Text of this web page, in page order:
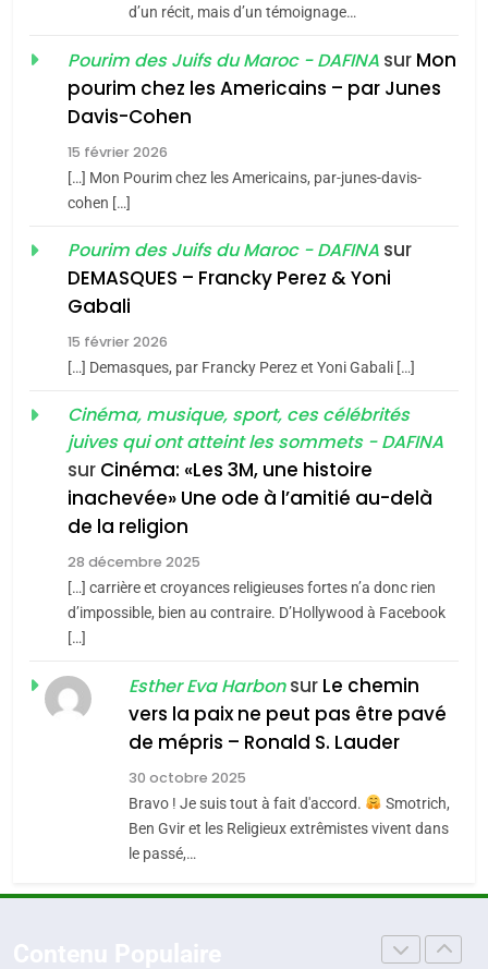
JUDAISME
Maroc : Les amandes de
Tafraout, le miel de Tadla
du terroir
Oeil ravageur – Vanessa
De Loya Stauber
«Tu dis génocide, je dis
guerre»: La nouvelle
chanson de Boy George
ISRAÉL JUDAISME
Accords d’Isaac:
l’alliance pourrait
s’étendre à 13 pays
d’Amérique latine
ISRAÉL JUDAISME
2025, l’année la plus
meurtrière selon le
FIÈRE, DIGNE ET RÉSILIENTE :
d’un récit, mais d’un témoignage…
Pourim des Juifs du Maroc - DAFINA sur Mon
pourim chez les Americains – par Junes
Davis-Cohen
15 février 2026
[…] Mon Pourim chez les Americains, par-junes-davis-
cohen […]
Pourim des Juifs du Maroc - DAFINA sur
DEMASQUES – Francky Perez & Yoni
Gabali
15 février 2026
[…] Demasques, par Francky Perez et Yoni Gabali […]
Cinéma, musique, sport, ces célébrités
juives qui ont atteint les sommets - DAFINA
sur Cinéma: «Les 3M, une histoire
inachevée» Une ode à l’amitié au-delà
de la religion
28 décembre 2025
[…] carrière et croyances religieuses fortes n’a donc rien
d’impossible, bien au contraire. D’Hollywood à Facebook
[…]
Esther Eva Harbonsur Le chemin
vers la paix ne peut pas être pavé
de mépris – Ronald S. Lauder
30 octobre 2025
Bravo ! Je suis tout à fait d'accord.
Smotrich,
Ben Gvir et les Religieux extrêmistes vivent dans
le passé,…
meurtrière selon le rapport
l’antisémitisme
FIÈRE, DIGNE ET RÉSILIENTE :
POURQUOI JE REVENDIQUE
MA JUDAÏTE par Thérèse
Zrihen-Dvir
ISRAÉL
CE QUI NOUS MANQUE –
JUDAISME
Maroc : Les amandes de
Tafraout, le miel de Tadla
Azilal consacrés produits
du terroir
DAFINA MAROC
Oeil ravageur – Vanessa De